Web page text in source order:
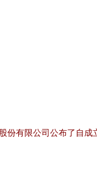
份有限公司公布了自